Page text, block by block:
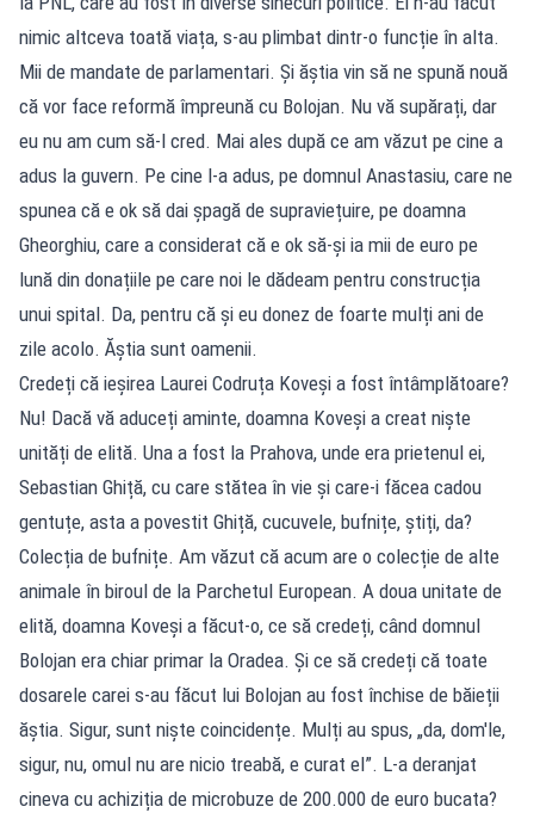
nimic altceva toată viața, s-au plimbat dintr-o funcție în alta.
Mii de mandate de parlamentari. Și ăștia vin să ne spună nouă
că vor face reformă împreună cu Bolojan. Nu vă supărați, dar
eu nu am cum să-l cred. Mai ales după ce am văzut pe cine a
adus la guvern. Pe cine l-a adus, pe domnul Anastasiu, care ne
spunea că e ok să dai șpagă de supraviețuire, pe doamna
Gheorghiu, care a considerat că e ok să-și ia mii de euro pe
lună din donațiile pe care noi le dădeam pentru construcția
unui spital. Da, pentru că și eu donez de foarte mulți ani de
zile acolo. Ăștia sunt oamenii.
Credeți că ieșirea Laurei Codruța Koveși a fost întâmplătoare?
Nu! Dacă vă aduceți aminte, doamna Koveși a creat niște
unități de elită. Una a fost la Prahova, unde era prietenul ei,
Sebastian Ghiță, cu care stătea în vie și care-i făcea cadou
gentuțe, asta a povestit Ghiță, cucuvele, bufnițe, știți, da?
Colecția de bufnițe. Am văzut că acum are o colecție de alte
animale în biroul de la Parchetul European. A doua unitate de
elită, doamna Koveși a făcut-o, ce să credeți, când domnul
Bolojan era chiar primar la Oradea. Și ce să credeți că toate
dosarele carei s-au făcut lui Bolojan au fost închise de băieții
ăștia. Sigur, sunt niște coincidențe. Mulți au spus, „da, dom'le,
sigur, nu, omul nu are nicio treabă, e curat el”. L-a deranjat
cineva cu achiziția de microbuze de 200.000 de euro bucata?